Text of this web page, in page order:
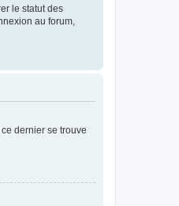
le statut des
au forum,
dernier se trouve